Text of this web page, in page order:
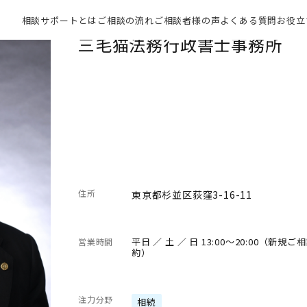
相談サポートとは ご相談の流れご相談者様の声よくある質問お役
三毛猫法務行政書士事務所
住所 東京都杉並区荻窪3-16-11
営業時間
平日 ／ 土 ／ 日 13:00～20:00（新規ご
約）
注力分野 相続